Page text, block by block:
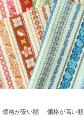
価格が安い順 価格が高い順